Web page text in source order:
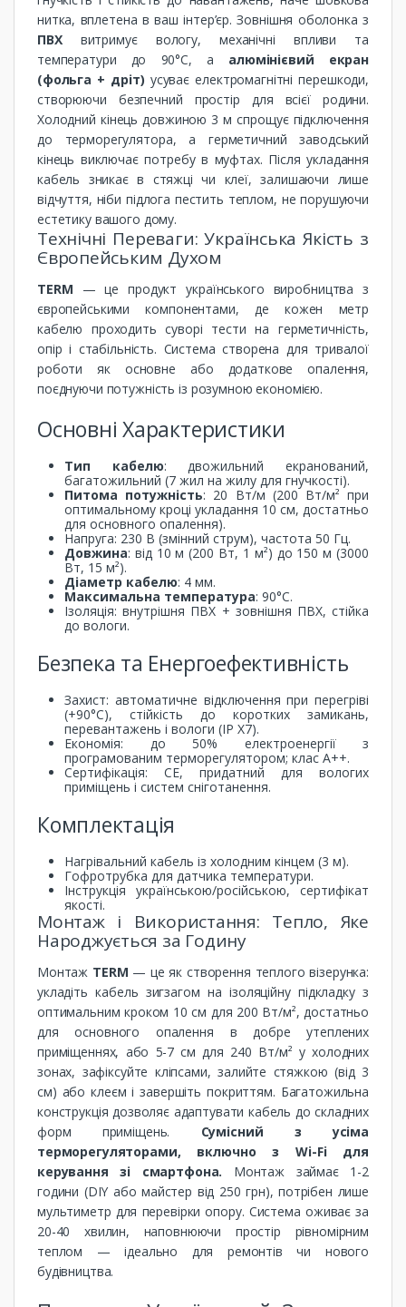
нитка, вплетена в ваш інтер’єр. Зовнішня оболонка з
ПВХвитримує вологу, механічні впливи та
температури до 90°C, а алюмінієвий екран
(фольга + дріт) усуває електромагнітні перешкоди,
створюючи безпечний простір для всієї родини.
Холодний кінець довжиною 3 м спрощує підключення
до терморегулятора, а герметичний заводський
кінець виключає потребу в муфтах. Після укладання
кабель зникає в стяжці чи клеї, залишаючи лише
відчуття, ніби підлога пестить теплом, не порушуючи
естетику вашого дому.
Технічні Переваги: Українська Якість з
Європейським Духом
TERM — це продукт українського виробництва з
європейськими компонентами, де кожен метр
кабелю проходить суворі тести на герметичність,
опір і стабільність. Система створена для тривалої
роботи як основне або додаткове опалення,
поєднуючи потужність із розумною економією.
Основні Характеристики
Тип кабелю: двожильний екранований,
багатожильний (7 жил на жилу для гнучкості).
Питома потужність: 20 Вт/м (200 Вт/м² при
оптимальному кроці укладання 10 см, достатньо
для основного опалення).
Напруга: 230 В (змінний струм), частота 50 Гц.
Довжина: від 10 м (200 Вт, 1 м²) до 150 м (3000
Вт, 15 м²).
Діаметр кабелю: 4 мм.
Максимальна температура: 90°C.
Ізоляція: внутрішня ПВХ + зовнішня ПВХ, стійка
до вологи.
Безпека та Енергоефективність
Захист: автоматичне відключення при перегріві
(+90°C), стійкість до коротких замикань,
перевантажень і вологи (IP X7).
Економія: до 50% електроенергії з
програмованим терморегулятором; клас A++.
Сертифікація: CE, придатний для вологих
приміщень і систем сніготанення.
Комплектація
Нагрівальний кабель із холодним кінцем (3 м).
Гофротрубка для датчика температури.
Інструкція українською/російською, сертифікат
якості.
Монтаж і Використання: Тепло, Яке
Народжується за Годину
Монтаж TERM — це як створення теплого візерунка:
укладіть кабель зигзагом на ізоляційну підкладку з
оптимальним кроком 10 см для 200 Вт/м², достатньо
для основного опалення в добре утеплених
приміщеннях, або 5-7 см для 240 Вт/м² у холодних
зонах, зафіксуйте кліпсами, залийте стяжкою (від 3
см) або клеєм і завершіть покриттям. Багатожильна
конструкція дозволяє адаптувати кабель до складних
форм приміщень. Сумісний з усіма
терморегуляторами, включно з Wi-Fi для
керування зі смартфона. Монтаж займає 1-2
години (DIY або майстер від 250 грн), потрібен лише
мультиметр для перевірки опору. Система оживає за
20-40 хвилин, наповнюючи простір рівномірним
теплом — ідеально для ремонтів чи нового
будівництва.